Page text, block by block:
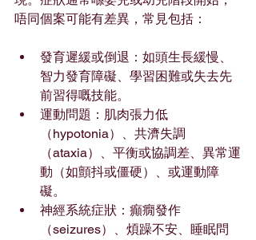
唔同個案可能有差異，常見包括：
發育遲緩或倒退：如頭生長緩慢、
智力發育障礙、學習困難或失去先
前習得嘅技能。
運動問題：肌肉張力低
（hypotonia）、共濟失調
（ataxia）、平衡或協調差、異常運
動（如顫抖或僵硬）、或運動障
礙。
神經系統症狀：癲癇發作
（seizures）、煩躁不安、睡眠問